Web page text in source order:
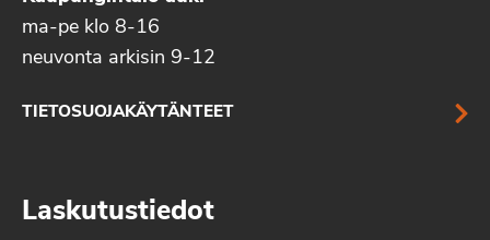
ma-pe klo 8-16
neuvonta arkisin 9-12
TIETOSUOJAKÄYTÄNTEET
Laskutustiedot